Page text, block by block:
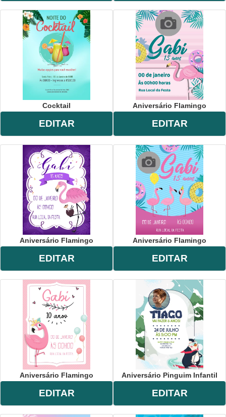
Cocktail
EDITAR
Aniversário Flamingo
EDITAR
Aniversário Flamingo
EDITAR
Aniversário Flamingo
EDITAR
Aniversário Flamingo
EDITAR
Aniversário Pinguim Infantil
EDITAR